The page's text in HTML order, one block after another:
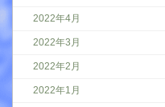
2022年4月
2022年3月
2022年2月
2022年1月